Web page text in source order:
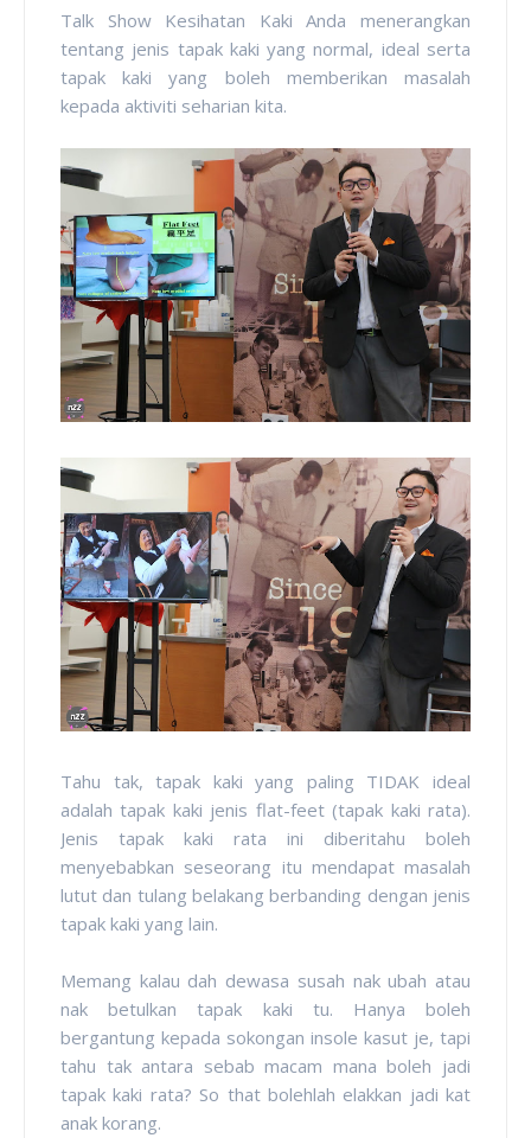
Talk Show Kesihatan Kaki Anda menerangkan
tentang jenis tapak kaki yang normal, ideal serta
tapak kaki yang boleh memberikan masalah
kepada aktiviti seharian kita.
Tahu tak, tapak kaki yang paling TIDAK ideal
adalah tapak kaki jenis flat-feet (tapak kaki rata).
Jenis tapak kaki rata ini diberitahu boleh
menyebabkan seseorang itu mendapat masalah
lutut dan tulang belakang berbanding dengan jenis
tapak kaki yang lain.
Memang kalau dah dewasa susah nak ubah atau
nak betulkan tapak kaki tu. Hanya boleh
bergantung kepada sokongan insole kasut je, tapi
tahu tak antara sebab macam mana boleh jadi
tapak kaki rata? So that bolehlah elakkan jadi kat
anak korang.